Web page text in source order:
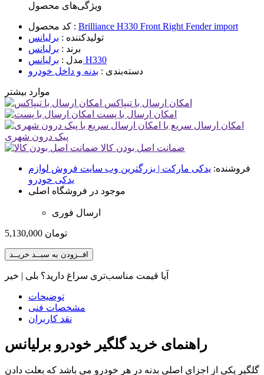
ویژگی‌های محصول
کد محصول : Brilliance H330 Front Right Fender import
تولیدکننده : برلیانس
برند : برلیانس
مدل : برلیانس H330
دسته‌بندی : بدنه و داخل خودرو
موارد بیشتر
امکان ارسال با تیپاکس
امکان ارسال با پست
امکان ارسال سریع با
پیک درون شهری
ضمانت اصل بودن کالا
فروشنده: یدکی مارکت | بزرگترین وب سایت فروش لوازم
یدکی خودرو
موجود در فروشگاه اصلی
ارسال فوری
5,130,000 تومان
افــزودن به سبــد خریــد
آیا قیمت مناسب‌تری سراغ دارید؟ بلی | خیر
توضیحات
مشخصات فنی
نقد کاربران
راهنمای خرید گلگیر خودرو برلیانس
گلگیر یکی از اجزای اصلی بدنه در هر خودرو می باشد که بعلت دادن